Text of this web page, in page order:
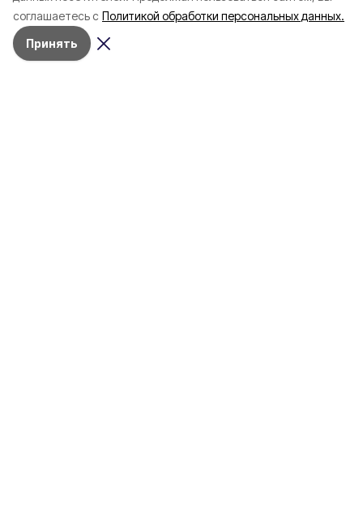
соглашаетесь с Политикой обработки персональных данных.
Принять
6 мая 2025, 11:04